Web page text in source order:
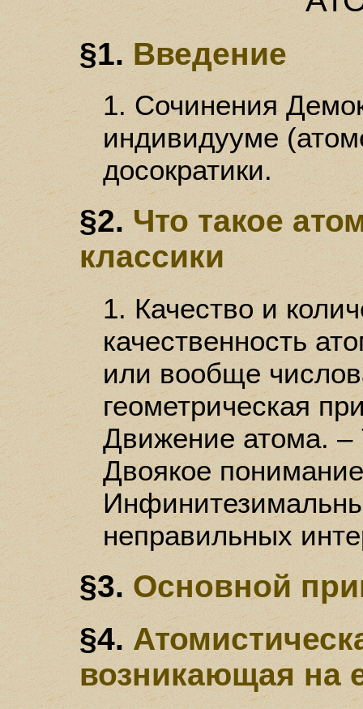
§1. Введение
1. Сочинения
индивидууме
досократики.
§2.Что такое
классики
1. Качество и
качественность
или вообще
геометрическая
Движение атома.
Двоякое
неправильных
§3.Основной
§4.
возникающая на